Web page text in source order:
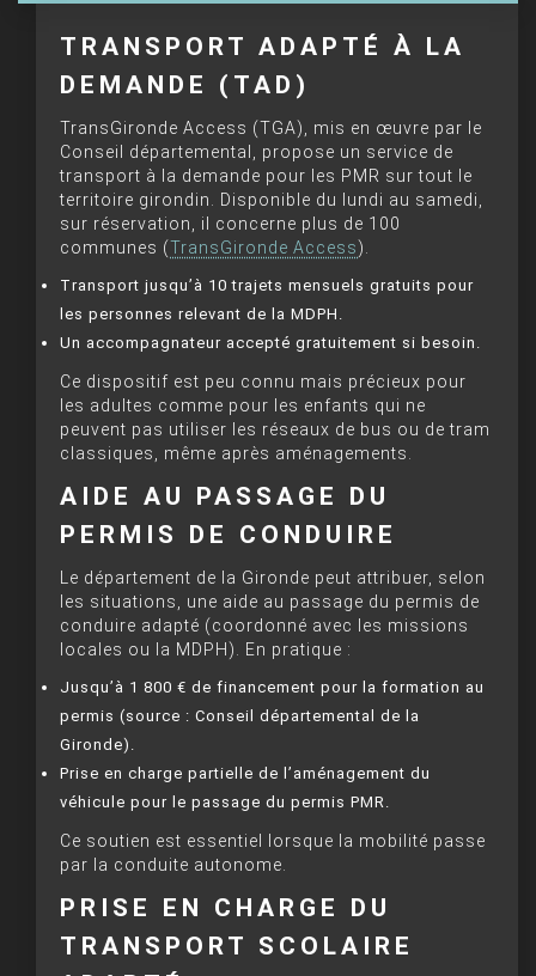
TRANSPORT ADAPTÉ À LA
DEMANDE (TAD)
TransGironde Access (TGA), mis en œuvre par le
Conseil départemental, propose un service de
transport à la demande pour les PMR sur tout le
territoire girondin. Disponible du lundi au samedi,
sur réservation, il concerne plus de 100
communes (TransGironde Access).
Transport jusqu’à 10 trajets mensuels gratuits pour
les personnes relevant de la MDPH.
Un accompagnateur accepté gratuitement si besoin.
Ce dispositif est peu connu mais précieux pour
les adultes comme pour les enfants qui ne
peuvent pas utiliser les réseaux de bus ou de tram
classiques, même après aménagements.
AIDE AU PASSAGE DU
PERMIS DE CONDUIRE
Le département de la Gironde peut attribuer, selon
les situations, une aide au passage du permis de
conduire adapté (coordonné avec les missions
locales ou la MDPH). En pratique :
Jusqu’à 1 800 € de financement pour la formation au
permis (source : Conseil départemental de la
Gironde).
Prise en charge partielle de l’aménagement du
véhicule pour le passage du permis PMR.
Ce soutien est essentiel lorsque la mobilité passe
par la conduite autonome.
PRISE EN CHARGE DU
TRANSPORT SCOLAIRE